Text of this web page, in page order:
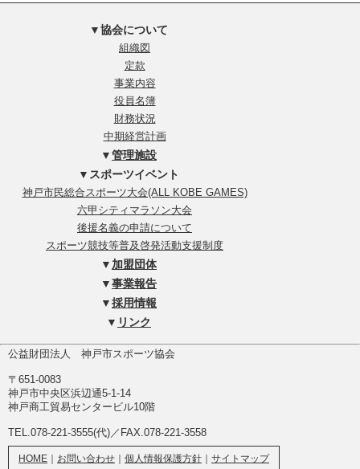
▼協会について
組織図
定款
事業内容
役員名簿
財務状況
中期経営計画
▼管理施設
▼スポーツイベント
神戸市民総合スポーツ大会(ALL KOBE GAMES)
六甲シティマラソン大会
後援名義の申請について
スポーツ競技等普及啓発活動支援制度
▼ 加盟団体
▼事業報告
▼採用情報
▼ リンク
公益財団法人 神戸市スポーツ協会
〒651-0083
神戸市中央区浜辺通5-1-14
神戸商工貿易センタービル10階
TEL.078-221-3555(代)／FAX.078-221-3558
HOME ｜ お問い合わせ ｜ 個人情報保護方針 ｜ サイトマップ